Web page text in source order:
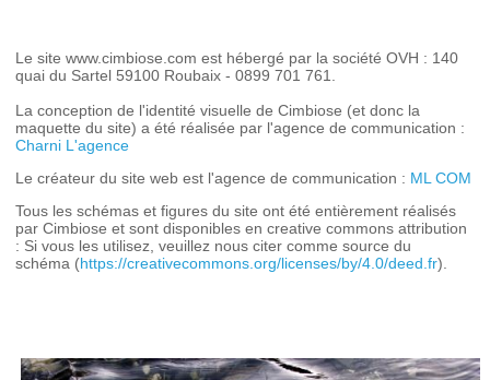
Le site www.cimbiose.com est hébergé par la société OVH : 140
quai du Sartel 59100 Roubaix - 0899 701 761.
La conception de l'identité visuelle de Cimbiose (et donc la
maquette du site) a été réalisée par l'agence de communication :
Charni L'agence
Le créateur du site web est l'agence de communication : ML COM
Tous les schémas et figures du site ont été entièrement réalisés
par Cimbiose et sont disponibles en creative commons attribution
: Si vous les utilisez, veuillez nous citer comme source du
schéma (https://creativecommons.org/licenses/by/4.0/deed.fr).